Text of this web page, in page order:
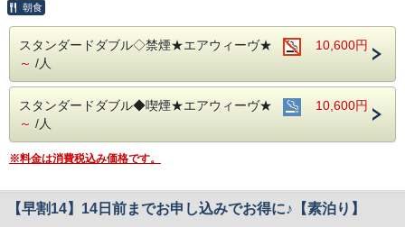
会が多い場所を
える事が可能です。
清掃時は常に換気をして新鮮な空気に入れ替えておりま
JR名古屋駅から徒歩４分♪
中部国際空港まで最速２８分（名鉄名古屋駅から乗車可能）
朝食
スタンダードダブル◇禁煙★エアウィーヴ★
10,600円
～ /人
スタンダードダブル◆喫煙★エアウィーヴ★
10,600円
～ /人
※料金は消費税込み価格です。
【早割14】14日前までお申し込みでお得に♪【素泊り】